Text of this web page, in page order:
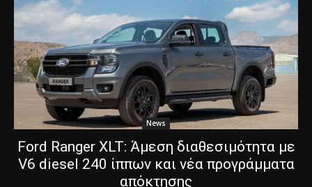
News
Ford Ranger XLT: Άμεση διαθεσιμότητα με
V6 diesel 240 ίππων και νέα προγράμματα
απόκτησης